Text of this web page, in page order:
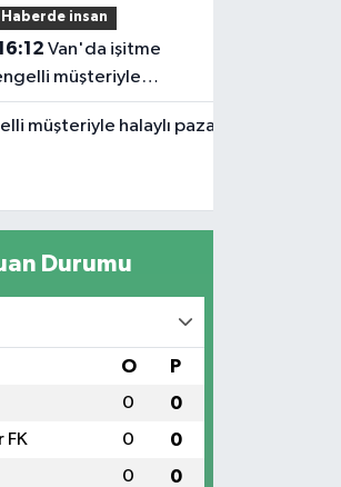
Haberde insan
müşteriyle
pazarlık
Durumu
O P
0 0
FK 0 0
0 0